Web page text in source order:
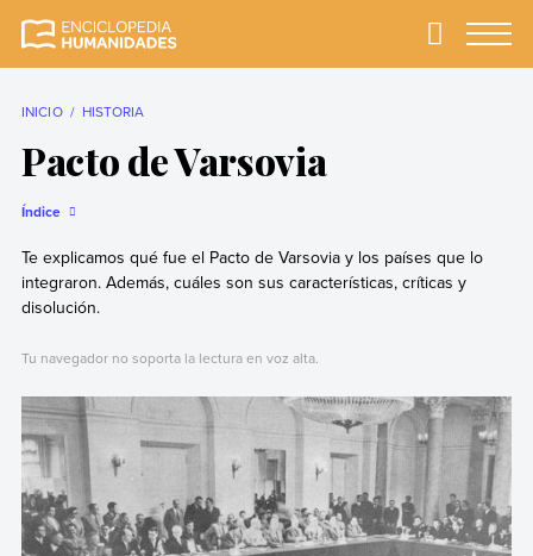
completa y más
Primary
INICIO HISTORIA
Pacto de Varsovia
Índice
Te explicamos qué fue el Pacto de Varsovia y los países que lo
integraron. Además, cuáles son sus características, críticas y
disolución.
Tu navegador no soporta la lectura en voz alta.